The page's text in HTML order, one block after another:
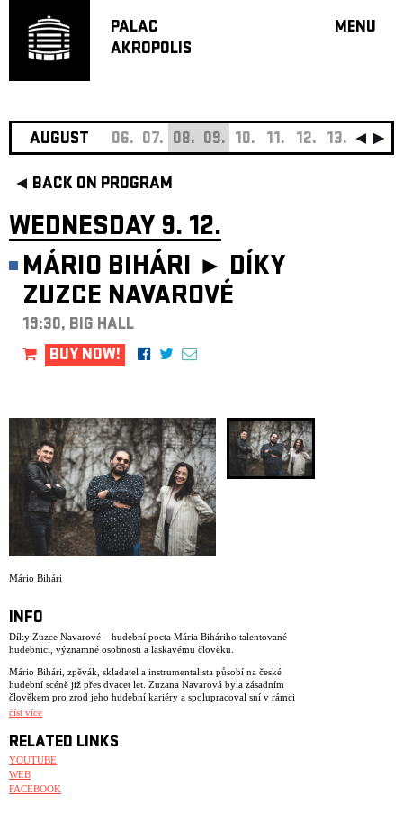
PALAC
AKROPOLIS
MENU
JAZZ
AUGUST 06. 07. 08. 09. 10. 11. 12. 13. 14.
BACK ON PROGRAM
WEDNESDAY 9. 12.
MÁRIO BIHÁRI ► DÍKY
ZUZCE NAVAROVÉ
19:30, BIG HALL
BUY NOW!
Mário Bihári
INFO
Díky Zuzce Navarové – hudební pocta Mária Biháriho talentované
hudebnici, významné osobnosti a laskavému člověku.
Mário Bihári, zpěvák, skladatel a instrumentalista působí na české
hudební scéně již přes dvacet let. Zuzana Navarová byla zásadním
člověkem pro zrod jeho hudební kariéry a spolupracoval sní v rámci
kapely KOA až do její smrti v roce 2004.
připomenout její písničky a nechat se inspirovat původní podobou těch
písní, jak jsme tehdy s KOA hrávali. Rádi bychom také podpořili Nadaci
Život umělce, kterou Zuzka pomáhala spoluzakládat a byla první
předsedkyní její správní rady. Díky tomu zůstává Zuzčin odkaz živý nejen
v jejích písničkách, ale i skrze její aktivity na podporu umělců a umění
číst více
RELATED LINKS
YOUTUBE
WEB
FACEBOOK